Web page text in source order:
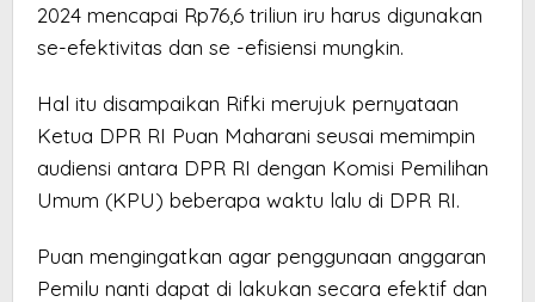
2024 mencapai Rp76,6 triliun iru harus digunakan
se-efektivitas dan se -efisiensi mungkin.
Hal itu disampaikan Rifki merujuk pernyataan
Ketua DPR RI Puan Maharani seusai memimpin
audiensi antara DPR RI dengan Komisi Pemilihan
Umum (KPU) beberapa waktu lalu di DPR RI.
Puan mengingatkan agar penggunaan anggaran
Pemilu nanti dapat di lakukan secara efektif dan